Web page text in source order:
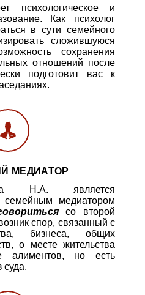
психологическое и
Как психолог
в сути семейного
сложившуюся
сохранения
отношений после
подготовит вас к
МЕДИАТОР
Н.А. является
семейным медиатором
со второй
спор, связанный с
бизнеса, общих
о месте жительства
алиментов, но есть
суда.